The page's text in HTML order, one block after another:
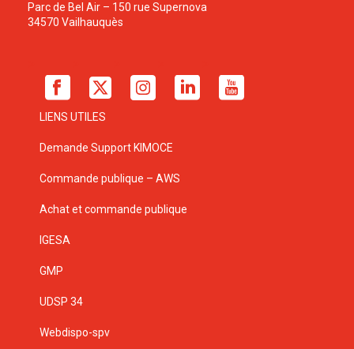
Parc de Bel Air – 150 rue Supernova
34570 Vailhauquès
LIENS UTILES
Demande Support KIMOCE
Commande publique – AWS
Achat et commande publique
IGESA
GMP
UDSP 34
Webdispo-spv